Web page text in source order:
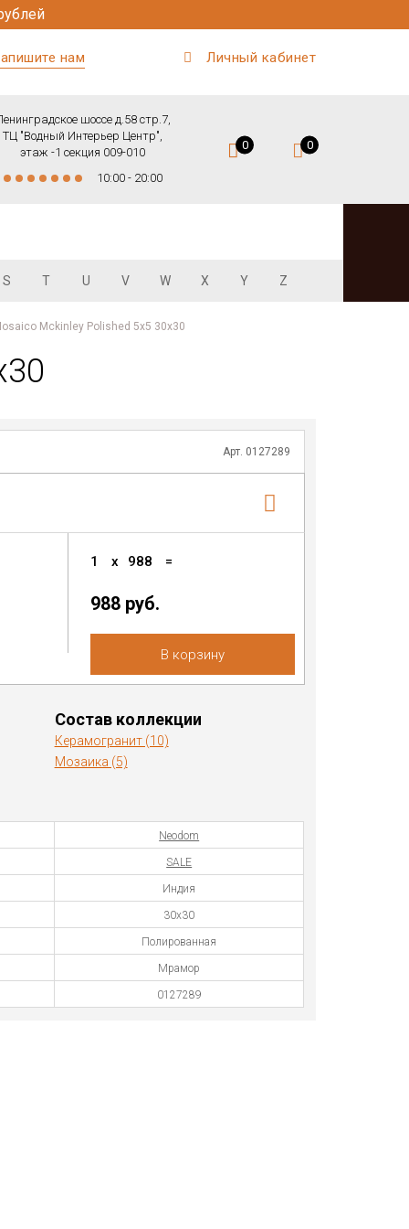
нам Личный кабинет
шоссе д.58 стр.7,
ТЦ "Водный Интерьер Центр",
этаж -1 секция 009-010
10:00 - 20:00
0 0
S T U V W X Y Z
Mckinley Polished 5x5 30х30
Арт. 0127289
1 x 988 =
988 руб.
В корзину
Состав коллекции
Керамогранит (10)
Мозаика (5)
Neodom
SALE
Индия
30x30
Полированная
Мрамор
0127289